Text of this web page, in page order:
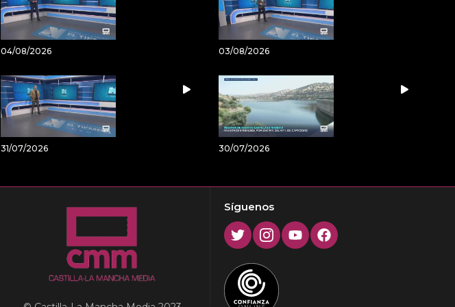
04/08/2026 03/08/2026
31/07/2026 30/07/2026
Síguenos
TwitterInstagram
YoutubeFacebook